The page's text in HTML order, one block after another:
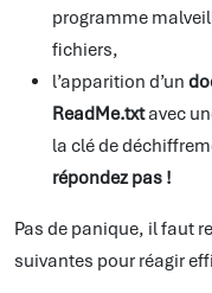
programme
fichiers,
l’apparition d’un
ReadMe.txtavec
la clé de
répondez pas !
Pas de panique, il faut
suivantes pour réagir